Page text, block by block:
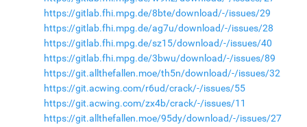
https://gitlab.fhi.mpg.de/8bte/download/-/issues/29
https://gitlab.fhi.mpg.de/ag7u/download/-/issues/28
https://gitlab.fhi.mpg.de/sz15/download/-/issues/40
https://gitlab.fhi.mpg.de/3bwu/download/-/issues/89
https://git.allthefallen.moe/th5n/download/-/issues/32
https://git.acwing.com/r6ud/crack/-/issues/55
https://git.acwing.com/zx4b/crack/-/issues/11
https://git.allthefallen.moe/95dy/download/-/issues/27